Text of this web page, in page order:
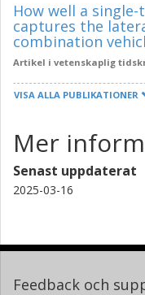
How well a
captures the
combination
Artikel i vetenskaplig
VISA ALLA PUBLIKATIONER
Mer
Senast uppdaterat
2025-03-16
Feedback och